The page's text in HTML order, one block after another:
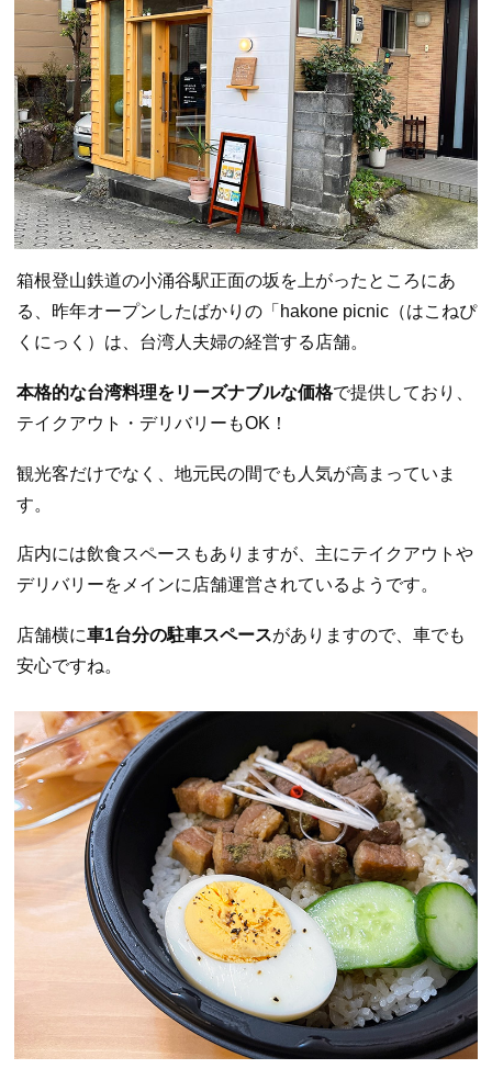
箱根登山鉄道の小涌谷駅正面の坂を上がったところにあ
る、昨年オープンしたばかりの「hakone picnic（はこねぴ
くにっく）は、台湾人夫婦の経営する店舗。
本格的な台湾料理をリーズナブルな価格で提供しており、
テイクアウト・デリバリーもOK！
観光客だけでなく、地元民の間でも人気が高まっていま
す。
店内には飲食スペースもありますが、主にテイクアウトや
デリバリーをメインに店舗運営されているようです。
店舗横に車1台分の駐車スペースがありますので、車でも
安心ですね。